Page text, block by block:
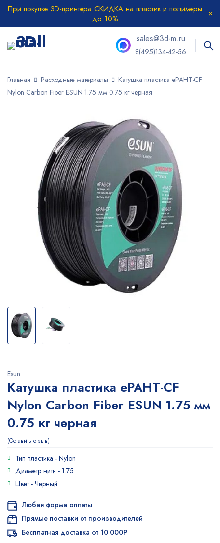
При покупке 3D-принтера СКИДКА на пластик и полимеры
до 10%
sales@3d-m.ru
8(495)134-42-56
Главная Расходные материалы
Катушка пластика ePAHT-CF
Nylon Carbon Fiber ESUN 1.75 мм 0.75 кг черная
Esun
Катушка пластика ePAHT-CF
Nylon Carbon Fiber ESUN 1.75 мм
0.75 кг черная
Оставить отзыв
Тип пластика - Nylon
Диаметр нити - 1.75
Цвет - Черный
Любая форма оплаты
Прямые поставки от производителей
Бесплатная доставка от 10 000Р